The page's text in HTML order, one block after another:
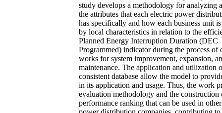
study develops a methodology for analyzing
the attributes that each electric power
has specifically and how each business unit
by local characteristics in relation to the
Planned Energy Interruption Duration (DEC
Programmed) indicator during the process of
works for system improvement, expansion,
maintenance. The application and utilization
consistent database allow the model to
in its application and usage. Thus, the work
evaluation methodology and the construction
performance ranking that can be used in